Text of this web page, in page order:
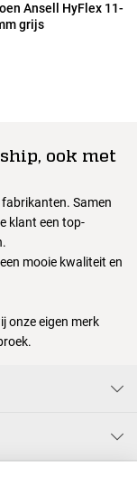
Ansell HyFlex 11-
grijs
ook met
Samen
klant een top-
mooie kwaliteit en
onze eigen merk